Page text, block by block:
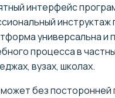
интерфейс
инструктаж
универсальна и
процесса в
вузах, школах.
без